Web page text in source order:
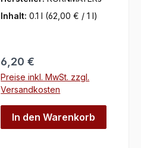
Inhalt:0.1 l (62,00 € / 1 l)
Regulärer Preis:
6,20 €
Preise inkl. MwSt. zzgl.
Versandkosten
In den Warenkorb